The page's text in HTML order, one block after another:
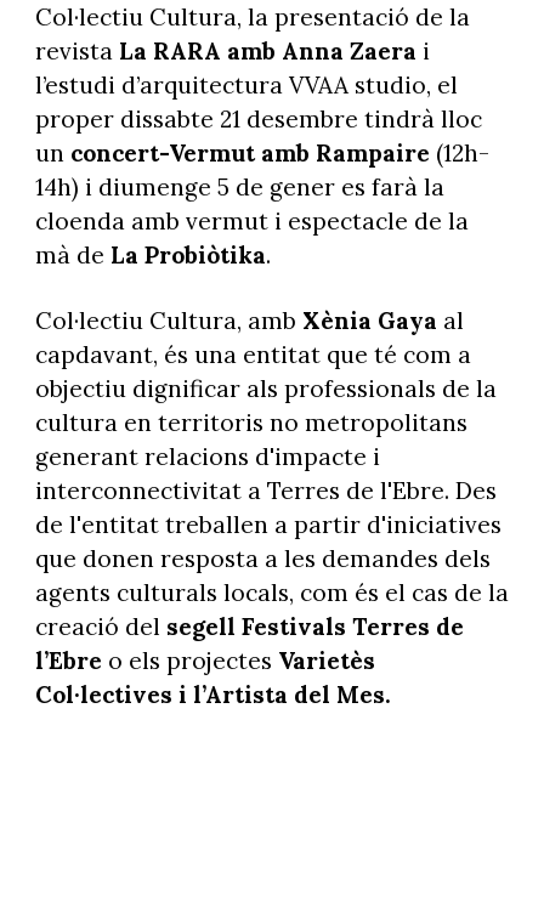
Col·lectiu Cultura, la presentació de la
revista La RARA amb Anna Zaera i
l’estudi d’arquitectura VVAA studio, el
proper dissabte 21 desembre tindrà lloc
un concert-Vermut amb Rampaire (12h-
14h) i diumenge 5 de gener es farà la
cloenda amb vermut i espectacle de la
mà de La Probiòtika.
Col·lectiu Cultura, amb Xènia Gaya al
capdavant, és una entitat que té com a
objectiu dignificar als professionals de la
cultura en territoris no metropolitans
generant relacions d'impacte i
interconnectivitat a Terres de l'Ebre. Des
de l'entitat treballen a partir d'iniciatives
que donen resposta a les demandes dels
agents culturals locals, com és el cas de la
creació del segell Festivals Terres de
l’Ebre o els projectes Varietès
Col·lectives i l’Artista del Mes.